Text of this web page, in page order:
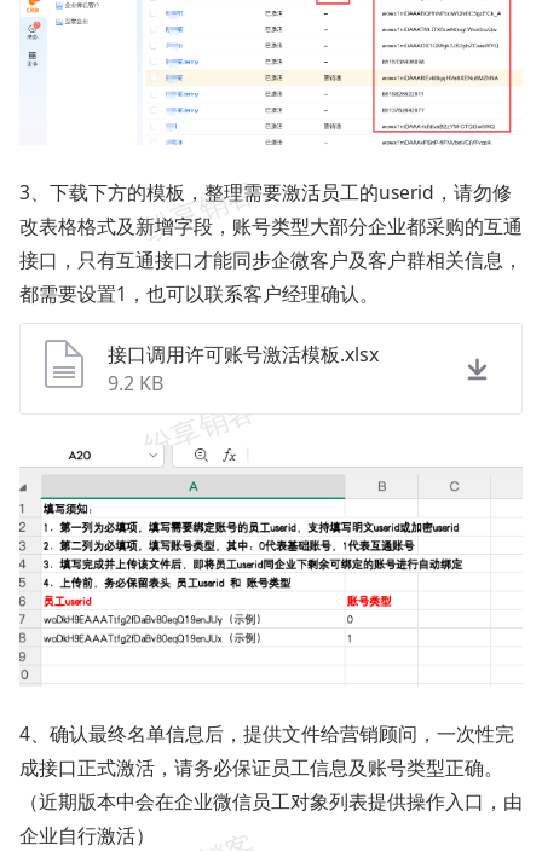
3、下载下方的模板，整理需要激活员工的userid，请勿修
改表格格式及新增字段，账号类型大部分企业都采购的互通
接口，只有互通接口才能同步企微客户及客户群相关信息，
都需要设置1，也可以联系客户经理确认。
接口调用许可账号激活模板.xlsx
9.2 KB
4、确认最终名单信息后，提供文件给营销顾问，一次性完
成接口正式激活，请务必保证员工信息及账号类型正确。
（近期版本中会在企业微信员工对象列表提供操作入口，由
企业自行激活）